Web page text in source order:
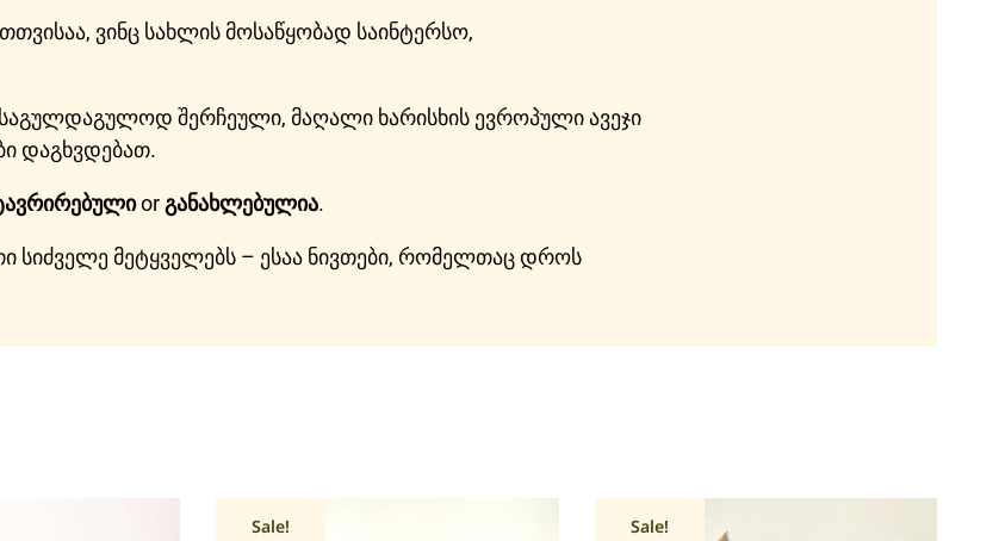
ვინც სახლის მოსაწყობად საინტერსო,
საგულდაგულოდ შერჩეული, მაღალი ხარისხის ევროპული ავეჯი
დაგხვდებათ.
orგანახლებულია.
სიძველე მეტყველებს – ესაა ნივთები, რომელთაც დროს
Sale! Sale!